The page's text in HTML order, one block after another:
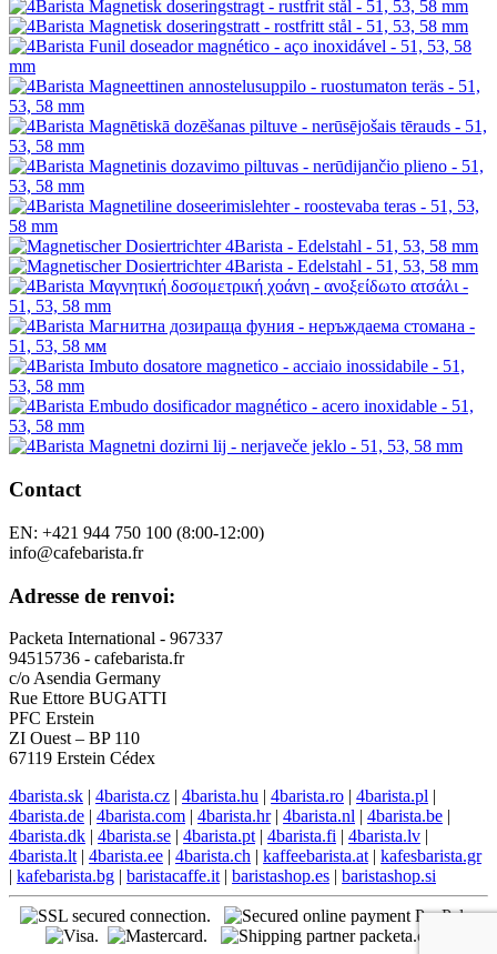
Contact
EN: +421 944 750 100 (8:00-12:00)
info@cafebarista.fr
Adresse de renvoi:
Packeta International - 967337
94515736 - cafebarista.fr
c/o Asendia Germany
Rue Ettore BUGATTI
PFC Erstein
ZI Ouest – BP 110
67119 Erstein Cédex
4barista.sk | 4barista.cz | 4barista.hu | 4barista.ro | 4barista.pl |
4barista.de | 4barista.com | 4barista.hr| 4barista.nl | 4barista.be |
4barista.dk | 4barista.se | 4barista.pt | 4barista.fi | 4barista.lv |
4barista.lt | 4barista.ee | 4barista.ch | kaffeebarista.at | kafesbarista.gr
| kafebarista.bg | baristacaffe.it | baristashop.es | baristashop.si